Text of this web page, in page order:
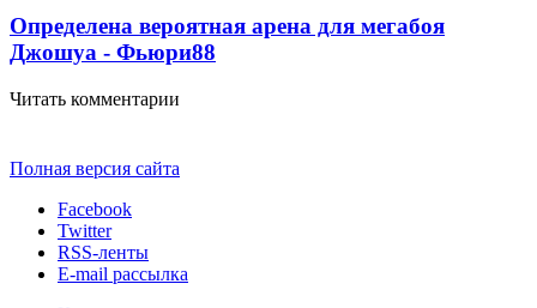
Определена вероятная арена для мегабоя
Джошуа - Фьюри88
Читать комментарии
Полная версия сайта
Facebook
Twitter
RSS-ленты
E-mail рассылка